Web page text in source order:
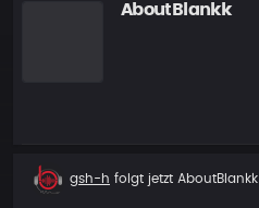
AboutBlankk
Neuer
Follower
gsh-h folgt jetzt AboutBlankk